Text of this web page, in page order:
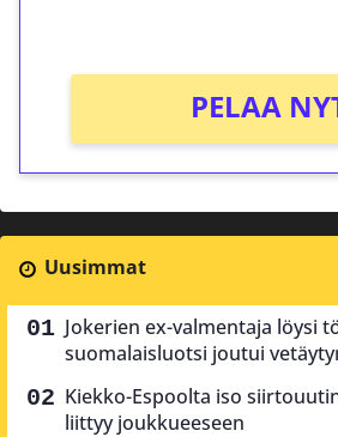
PELAA
Uusimmat
Jokerien ex-valmentaja löysi
suomalaisluotsi joutui
Kiekko-Espoolta iso
liittyy joukkueeseen